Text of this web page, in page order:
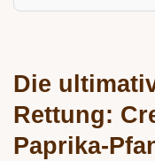
Die
Rettung:
Paprika-